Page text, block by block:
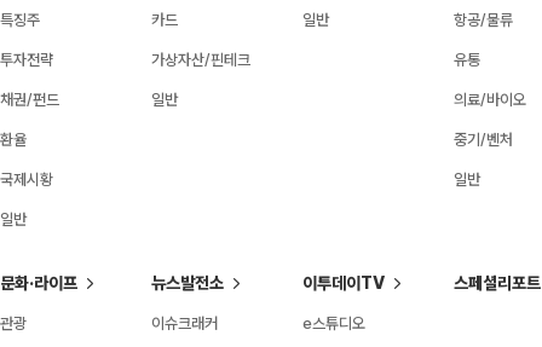
특징주
투자전략
채권/펀드
환율
국제시황
일반
카드
가상자산/핀테크
일반
일반 항공/물류
유통
의료/바이오
중기/벤처
일반
문화·라이프
관광
뉴스발전소
이슈크래커
이투데이TV
e스튜디오
스페셜리포트